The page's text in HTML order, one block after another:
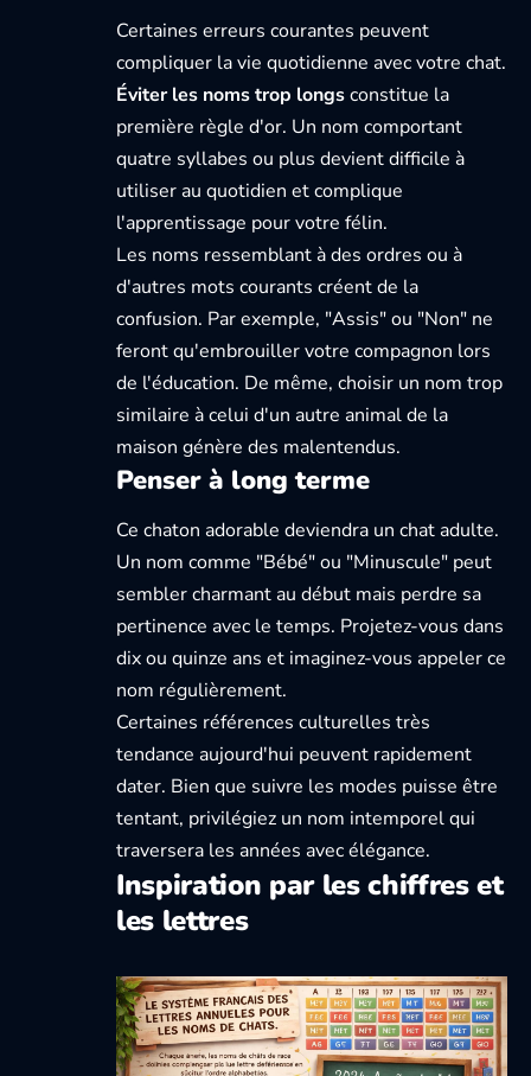
Certaines erreurs courantes peuvent
compliquer la vie quotidienne avec votre chat.
Éviter les noms trop longsconstitue la
première règle d'or. Un nom comportant
quatre syllabes ou plus devient difficile à
utiliser au quotidien et complique
l'apprentissage pour votre félin.
Les noms ressemblant à des ordres ou à
d'autres mots courants créent de la
confusion. Par exemple, "Assis" ou "Non" ne
feront qu'embrouiller votre compagnon lors
de l'éducation. De même, choisir un nom trop
similaire à celui d'un autre animal de la
maison génère des malentendus.
Penser à long terme
Ce chaton adorable deviendra un chat adulte.
Un nom comme "Bébé" ou "Minuscule" peut
sembler charmant au début mais perdre sa
pertinence avec le temps. Projetez-vous dans
dix ou quinze ans et imaginez-vous appeler ce
nom régulièrement.
Certaines références culturelles très
tendance aujourd'hui peuvent rapidement
dater. Bien que suivre les modes puisse être
tentant, privilégiez un nom intemporel qui
traversera les années avec élégance.
Inspiration par les chiffres et
les lettres